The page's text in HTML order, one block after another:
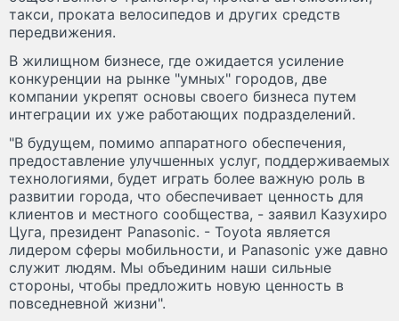
такси, проката велосипедов и других средств
передвижения.
В жилищном бизнесе, где ожидается усиление
конкуренции на рынке "умных" городов, две
компании укрепят основы своего бизнеса путем
интеграции их уже работающих подразделений.
"В будущем, помимо аппаратного обеспечения,
предоставление улучшенных услуг, поддерживаемых
технологиями, будет играть более важную роль в
развитии города, что обеспечивает ценность для
клиентов и местного сообщества, - заявил Казухиро
Цуга, президент Panasonic. - Toyota является
лидером сферы мобильности, и Panasonic уже давно
служит людям. Мы объединим наши сильные
стороны, чтобы предложить новую ценность в
повседневной жизни".